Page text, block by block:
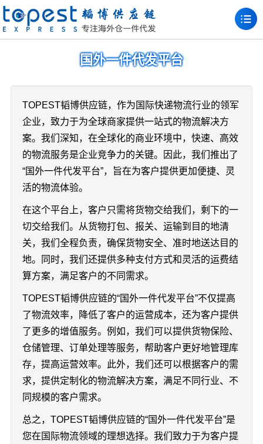
国外一件代发平台
TOPEST韬博供应链，作为国际快递物流行业的领军
企业，致力于为全球商家提供一站式的物流解决方
案。我们深知，在全球化的商业环境中，快速、高效
的物流服务是企业竞争力的关键。因此，我们推出了
“国外一件代发平台”，旨在为客户提供更加便捷、灵
活的物流体验。
在这个平台上，客户只需将货物交给我们，剩下的一
切交给我们。从货物打包、报关、运输到目的地清
关，我们全程负责，确保货物安全、准时地送达目的
地。同时，我们还提供多种支付方式和灵活的运费结
算方案，满足客户的不同需求。
TOPEST韬博供应链的“国外一件代发平台”不仅提高
了物流效率，降低了客户的运营成本，还为客户提供
了更多的增值服务。例如，我们可以提供货物保险、
仓储管理、订单处理等服务，帮助客户更好地管理库
存，提高运营效率。此外，我们还可以根据客户的需
求，提供定制化的物流解决方案，满足不同行业、不
同规模的客户需求。
总之，TOPEST韬博供应链的“国外一件代发平台”是
您在国际物流领域的理想选择。我们致力于为客户提